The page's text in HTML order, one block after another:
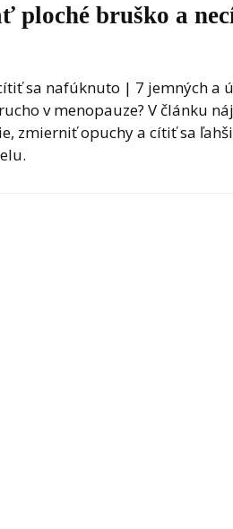
ploché bruško a
sa nafúknuto | 7 jemných a
v menopauze? V článku
zmierniť opuchy a cítiť sa